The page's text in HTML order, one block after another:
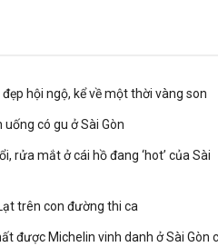
hội ngộ, kể về một thời vàng son
có gu ở Sài Gòn
rửa mắt ở cái hồ đang ‘hot’ của Sài
trên con đường thi ca
được Michelin vinh danh ở Sài Gòn